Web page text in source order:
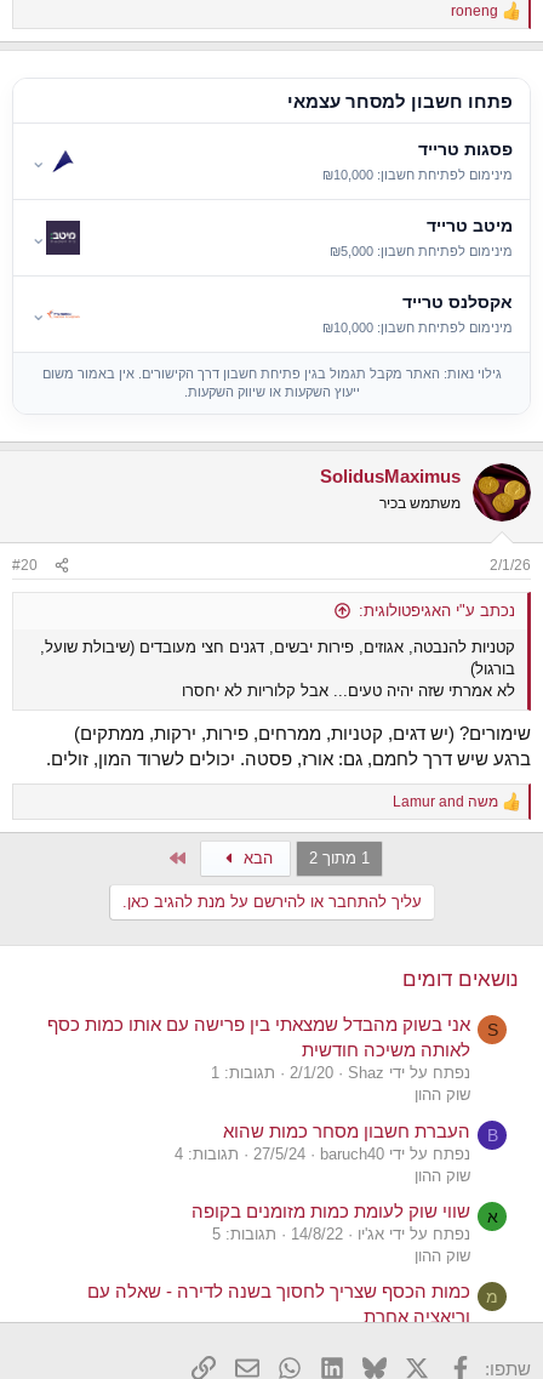
R
e
c
roneng
פתחו חשבון למסחר עצמאי
פסגות טרייד
מינימום לפתיחת חשבון: ₪10,000
⌄
מיטב טרייד
מינימום לפתיחת חשבון: ₪5,000
⌄
אקסלנס טרייד
מינימום לפתיחת חשבון: ₪10,000
⌄
גילוי נאות: האתר מקבל תגמול בגין פתיחת חשבון דרך הקישורים. אין באמור משום
ייעוץ השקעות או שיווק השקעות.
SolidusMaximus
משתמש בכיר
2/1/26
#20
נכתב ע"י האגיפטולוגית:
קטניות להנבטה, אגוזים, פירות יבשים, דגנים חצי מעובדים (שיבולת שועל,
בורגול)
לא אמרתי שזה יהיה טעים... אבל קלוריות לא יחסרו
שימורים? (יש דגים, קטניות, ממרחים, פירות, ירקות, ממתקים)
ברגע שיש דרך לחמם, גם: אורז, פסטה. יכולים לשרוד המון, זולים.
R
e
n
משה Lamur
1 מתוך 2 הבא
עליך להתחבר או להירשם על מנת להגיב כאן.
נושאים דומים
S
אני בשוק מהבדל שמצאתי בין פרישה עם אותו כמות כסף
לאותה משיכה חודשית
נפתח על ידי Shaz 2/1/20
תגובות: 1
שוק ההון
B העברת חשבון מסחר כמות שהוא
נפתח על ידי baruch40 27/5/24
תגובות: 4
שוק ההון
א שווי שוק לעומת כמות מזומנים בקופה
נפתח על ידי אג'יו 14/8/22
תגובות: 5
שוק ההון
מ
כמות הכסף שצריך לחסוך בשנה לדירה - שאלה עם
וריאציה אחרת
נדל"ן
שתפו: פייסבוק
X
Bluesky
LinkedIn
WhatsApp
דואר אלקטרוני
הוסף קישור